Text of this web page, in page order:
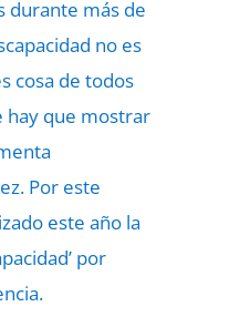
durante más de
no es
cosa de todos
hay que mostrar
Por este
este año la
por